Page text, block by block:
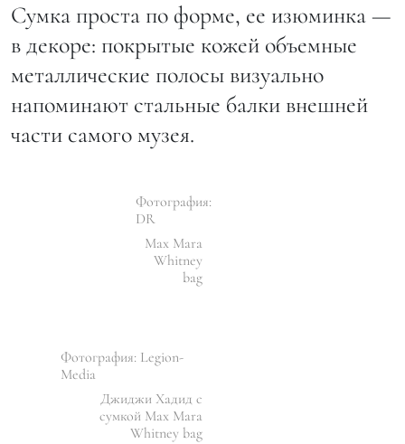
Сумка проста по форме, ее изюминка —
в декоре: покрытые кожей объемные
металлические полосы визуально
напоминают стальные балки внешней
части самого музея.
Фотография:
DR
Max Mara
Whitney
bag
Фотография: Legion-
Media
Джиджи Хадид с
сумкой Max Mara
Whitney bag